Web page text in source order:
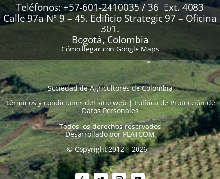
Teléfonos: +57-601-2410035 / 36 Ext. 4083
Calle 97a N° 9 – 45. Edificio Strategic 97 – Oficina
301.
Bogotá, Colombia
Cómo llegar con Google Maps
Sociedad de Agricultores de Colombia
Términos y condiciones del sitio web|Política de Protección de
Datos Personales
Todos los derechos reservados
Desarrollado por PLATCOM
© Copyright 2012 – 2026